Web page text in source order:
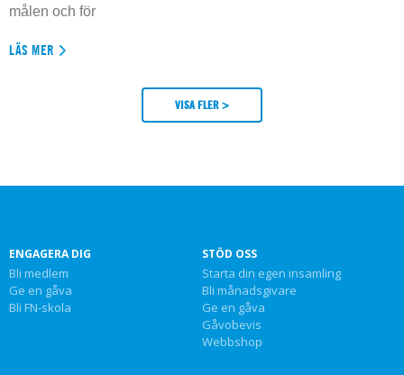
målen och för
LÄS MER
VISA FLER >
ENGAGERA DIG
Bli medlem
Ge en gåva
Bli FN-skola
STÖD OSS
Starta din egen insamling
Bli månadsgivare
Ge en gåva
Gåvobevis
Webbshop